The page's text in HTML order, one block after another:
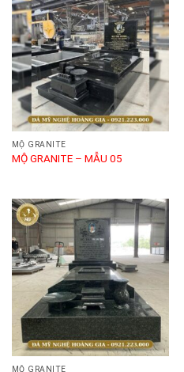
MỘ GRANITE
MỘ GRANITE – MẪU 05
MỘ GRANITE